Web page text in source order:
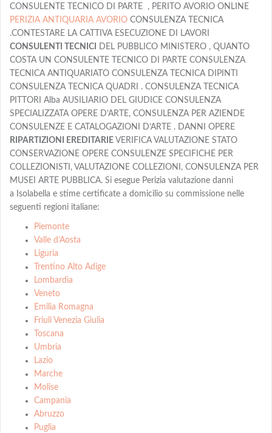
CONSULENTE TECNICO DI PARTE , PERITO AVORIO ONLINE
PERIZIA ANTIQUARIA AVORIO CONSULENZA TECNICA
.CONTESTARE LA CATTIVA ESECUZIONE DI LAVORI
CONSULENTI TECNICI
DEL PUBBLICO MINISTERO , QUANTO
COSTA UN CONSULENTE TECNICO DI PARTE CONSULENZA
TECNICA ANTIQUARIATO CONSULENZA TECNICA DIPINTI
CONSULENZA TECNICA QUADRI . CONSULENZA TECNICA
PITTORI Alba AUSILIARIO DEL GIUDICE CONSULENZA
SPECIALIZZATA OPERE D’ARTE, CONSULENZA PER AZIENDE
CONSULENZE E CATALOGAZIONI D’ARTE . DANNI OPERE
RIPARTIZIONI EREDITARIE VERIFICA VALUTAZIONE STATO
CONSERVAZIONE OPERE CONSULENZE SPECIFICHE PER
COLLEZIONISTI, VALUTAZIONE COLLEZIONI, CONSULENZA PER
MUSEI ARTE PUBBLICA. Si esegue Perizia valutazione danni
a Isolabella e stime certificate a domicilio su commissione nelle
seguenti regioni italiane:
Piemonte
Valle d’Aosta
Liguria
Trentino Alto Adige
Lombardia
Veneto
Emilia Romagna
Friuli Venezia Giulia
Toscana
Umbria
Lazio
Marche
Molise
Campania
Abruzzo
Puglia